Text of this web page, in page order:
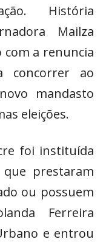
História
Mailza
com a renuncia
concorrer ao
mandasto
eleições.
foi instituída
que prestaram
ou possuem
Ferreira
e entrou